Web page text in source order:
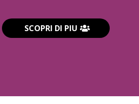
SCOPRI DI PIU